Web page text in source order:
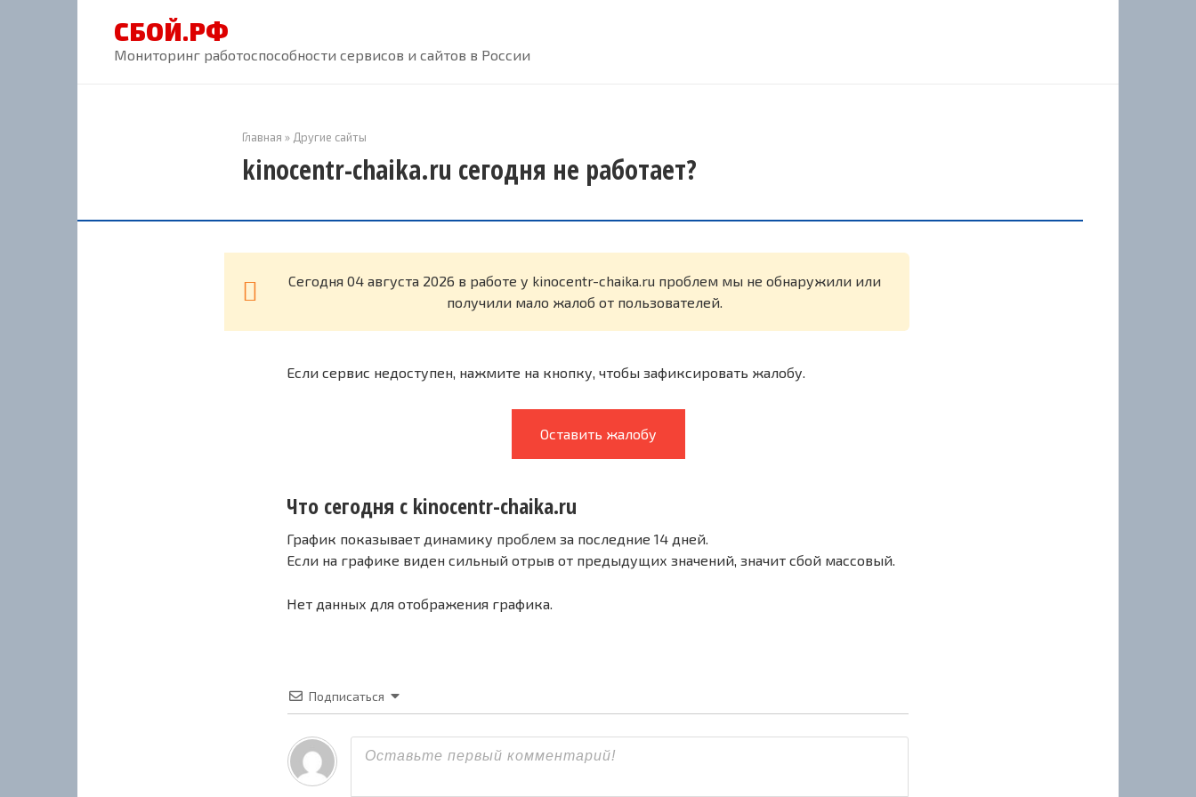
СБОЙ.РФ
Мониторинг работоспособности сервисов и сайтов в России
Главная » Другие сайты
kinocentr-chaika.ru сегодня не работает?
Cегодня 04 августа 2026 в работе у kinocentr-chaika.ru проблем мы не обнаружили или
получили мало жалоб от пользователей.
Если сервис недоступен, нажмите на кнопку, чтобы зафиксировать жалобу.
Оставить жалобу
Что сегодня с kinocentr-chaika.ru
График показывает динамику проблем за последние 14 дней.
Если на графике виден сильный отрыв от предыдущих значений, значит сбой массовый.
Нет данных для отображения графика.
Подписаться